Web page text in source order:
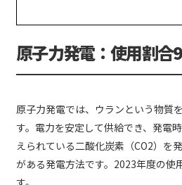
原子力発電：使用割合
原子力発電では、ウランという物質
す。電力を安定して供給でき、発電
えられている二酸化炭素（CO2）を
がある発電方法です。2023年度の使
す。